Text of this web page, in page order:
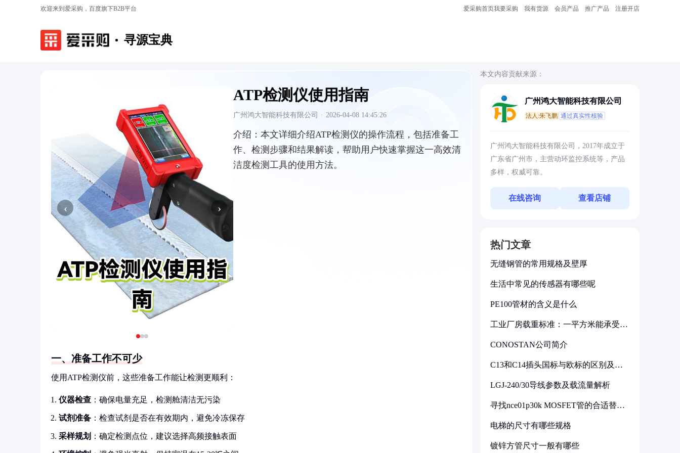
欢迎来到爱采购，百度旗下B2B平台 爱采购首页我要采购 我有货源 会员产品 推广产品 注册开店
寻源宝典
‹ ›
ATP检测仪使用指南
广州鸿大智能科技有限公司 · 2026-04-08 14:45:26
介绍： 本文详细介绍ATP检测仪的操作流程，包括准备工
作、检测步骤和结果解读，帮助用户快速掌握这一高效清
洁度检测工具的使用方法。
一、准备工作不可少
使用ATP检测仪前，这些准备工作能让检测更顺利：
仪器检查 ：确保电量充足，检测舱清洁无污染
试剂准备 ：检查试剂是否在有效期内，避免冷冻保存
采样规划 ：确定检测点位，建议选择高频接触表面
本文内容贡献来源：
广州鸿大智能科技有限公司
法人:朱飞鹏 通过真实性核验
广州鸿大智能科技有限公司，2017年成立于
广东省广州市，主营动环监控系统等，产品
多样，权威可靠。
在线咨询 查看店铺
热门文章
无缝钢管的常用规格及壁厚
生活中常见的传感器有哪些呢
PE100管材的含义是什么
工业厂房载重标准：一平方米能承受多
CONOSTAN公司简介
C13和C14插头国标与欧标的区别及其
LGJ-240/30导线参数及载流量解析
寻找nce01p30k MOSFET管的合适替代
电梯的尺寸有哪些规格
镀锌方管尺寸一般有哪些